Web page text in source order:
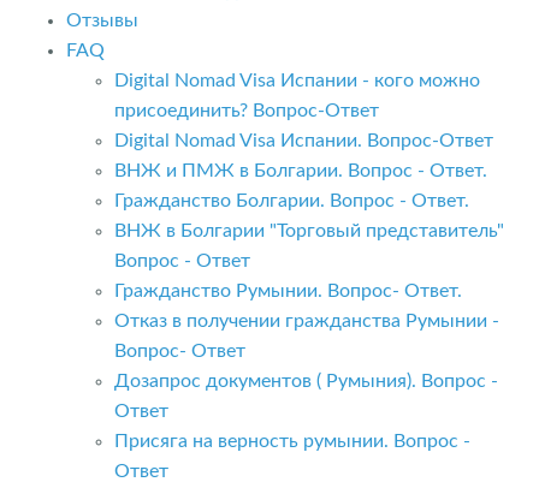
Отзывы
FAQ
Digital Nomad Visa Испании - кого можно
присоединить? Вопрос-Ответ
Digital Nomad Visa Испании. Вопрос-Ответ
ВНЖ и ПМЖ в Болгарии. Вопрос - Ответ.
Гражданство Болгарии. Вопрос - Ответ.
ВНЖ в Болгарии "Торговый представитель"
Вопрос - Ответ
Гражданство Румынии. Вопрос- Ответ.
Отказ в получении гражданства Румынии -
Вопрос- Ответ
Дозапрос документов ( Румыния). Вопрос -
Ответ
Присяга на верность румынии. Вопрос -
Ответ